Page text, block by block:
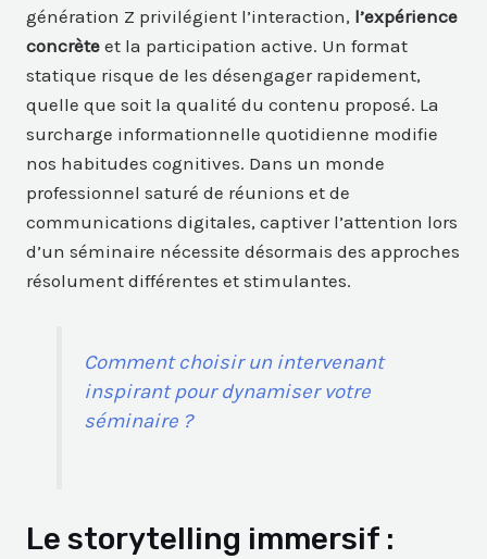
génération Z privilégient l’interaction, l’expérience
concrète et la participation active. Un format
statique risque de les désengager rapidement,
quelle que soit la qualité du contenu proposé. La
surcharge informationnelle quotidienne modifie
nos habitudes cognitives. Dans un monde
professionnel saturé de réunions et de
communications digitales, captiver l’attention lors
d’un séminaire nécessite désormais des approches
résolument différentes et stimulantes.
Comment choisir un intervenant
inspirant pour dynamiser votre
séminaire ?
Le storytelling immersif :